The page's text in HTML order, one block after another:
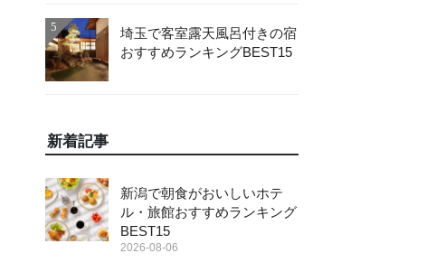
5
埼玉で客室露天風呂付きの宿
おすすめランキングBEST15
新着記事
新潟で朝食がおいしいホテ
ル・旅館おすすめランキング
BEST15
2026-08-06